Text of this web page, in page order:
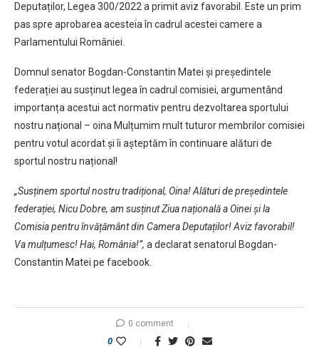
Deputaților, Legea 300/2022 a primit aviz favorabil. Este un prim
pas spre aprobarea acesteia în cadrul acestei camere a
Parlamentului României.
Domnul senator Bogdan-Constantin Matei și președintele
federației au susținut legea în cadrul comisiei, argumentând
importanța acestui act normativ pentru dezvoltarea sportului
nostru național – oina Mulțumim mult tuturor membrilor comisiei
pentru votul acordat și îi așteptăm în continuare alături de
sportul nostru național!
„Susținem sportul nostru tradițional, Oina! Alături de președintele
federației, Nicu Dobre, am susținut Ziua națională a Oinei și la
Comisia pentru învățământ din Camera Deputaților! Aviz favorabil!
Va mulțumesc! Hai, România!”, a declarat senatorul Bogdan-
Constantin Matei pe facebook.
0 comment
0